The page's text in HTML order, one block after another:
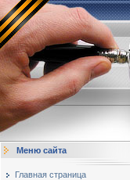
Меню сайта
Главная страница